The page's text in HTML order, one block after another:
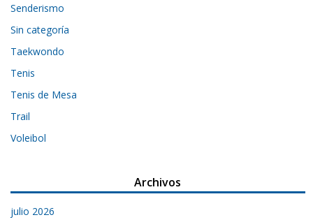
Senderismo
Sin categoría
Taekwondo
Tenis
Tenis de Mesa
Trail
Voleibol
Archivos
julio 2026